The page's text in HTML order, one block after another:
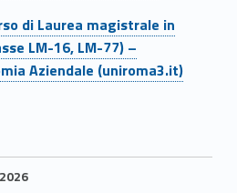
di Laurea magistrale in
LM-16, LM-77) –
Aziendale (uniroma3.it)